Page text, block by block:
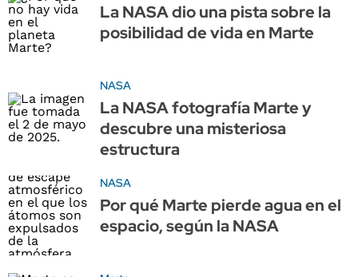
La NASA dio una pista sobre la
posibilidad de vida en Marte
NASA
La NASA fotografía Marte y
descubre una misteriosa
estructura
NASA
Por qué Marte pierde agua en el
espacio, según la NASA